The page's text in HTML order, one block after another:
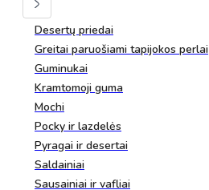
Desertų priedai
Greitai paruošiami tapijokos perlai
Guminukai
Kramtomoji guma
Mochi
Pocky ir lazdelės
Pyragai ir desertai
Saldainiai
Sausainiai ir vafliai